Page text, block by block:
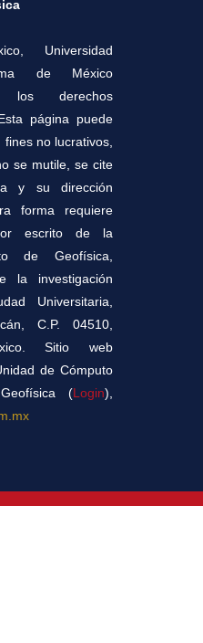
Universidad
de México
los derechos
página puede
no lucrativos,
se mutile, se cite
y su dirección
forma requiere
escrito de la
de Geofísica,
la investigación
Universitaria,
C.P. 04510,
Sitio web
de Cómputo
(Login),